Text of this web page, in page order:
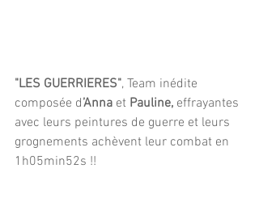
"LES GUERRIERES", Team inédite
composée d’Anna et Pauline, effrayantes
avec leurs peintures de guerre et leurs
grognements achèvent leur combat en
1h05min52s !!